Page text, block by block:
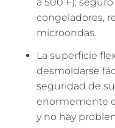
congeladores,
microondas.
La superficie
desmoldarse
seguridad de
enormemente
y no hay